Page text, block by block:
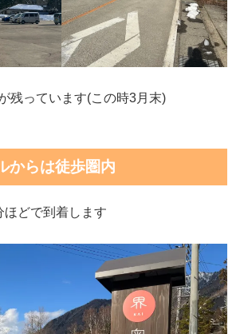
残っています(この時3月末)
からは徒歩圏内
どで到着します